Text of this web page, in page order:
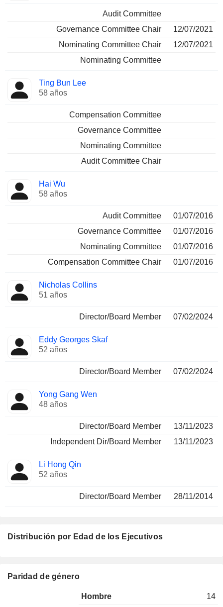
Audit Committee
Governance Committee Chair
12/07/2021
Nominating Committee Chair
12/07/2021
Nominating Committee
Ting Bun Lee
58 años
Compensation Committee
Governance Committee
Nominating Committee
Audit Committee Chair
Hai Wu
58 años
Audit Committee
01/07/2016
Governance Committee
01/07/2016
Nominating Committee
01/07/2016
Compensation Committee Chair
01/07/2016
Nicholas Collins
51 años
Director/Board Member 07/02/2024
Eddy Georges Skaf
52 años
Director/Board Member 07/02/2024
Yong Gang Wen
48 años
Director/Board Member
13/11/2023
Independent Dir/Board Member
13/11/2023
Li Hong Qin
52 años
Director/Board Member 28/11/2014
Distribución por Edad de los Ejecutivos
Paridad de género
Hombre
14